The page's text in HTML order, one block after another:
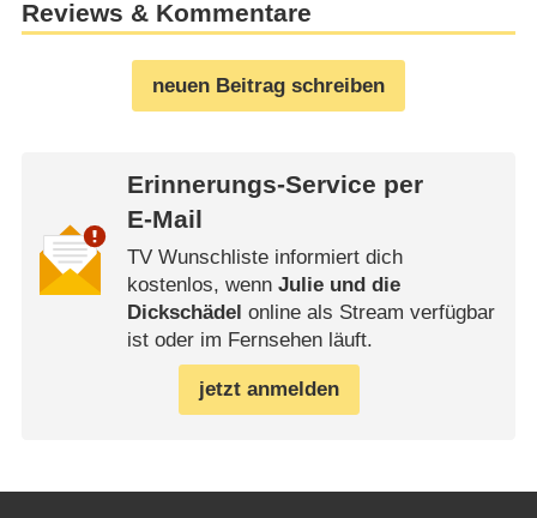
Reviews & Kommentare
neuen Beitrag schreiben
Erinnerungs-Service per
E-Mail
TV Wunschliste informiert dich
kostenlos, wenn Julie und die
Dickschädel online als Stream verfügbar
ist oder im Fernsehen läuft.
jetzt anmelden